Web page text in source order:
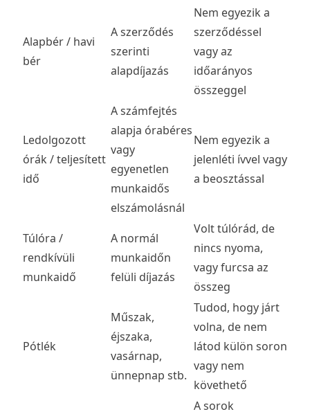
Alapbér / havi
bér
A szerződés
szerinti
alapdíjazás
Nem egyezik a
szerződéssel
vagy az
időarányos
összeggel
Ledolgozott
órák / teljesített
idő
A számfejtés
alapja órabéres
vagy
egyenetlen
munkaidős
elszámolásnál
Nem egyezik a
jelenléti ívvel vagy
a beosztással
Túlóra /
rendkívüli
munkaidő
A normál
munkaidőn
felüli díjazás
Volt túlórád, de
nincs nyoma,
vagy furcsa az
összeg
Pótlék
Műszak,
éjszaka,
vasárnap,
ünnepnap stb.
Tudod, hogy járt
volna, de nem
látod külön soron
vagy nem
követhető
A sorok